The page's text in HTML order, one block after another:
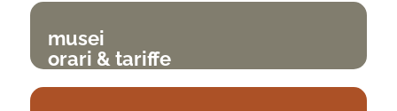
musei
orari & tariffe